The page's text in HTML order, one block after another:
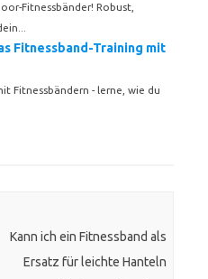
Fitnessbänder! Robust,
Fitnessband-Training mit
Fitnessbändern - lerne, wie du
Kann ich ein Fitnessband als
Ersatz für leichte Hanteln